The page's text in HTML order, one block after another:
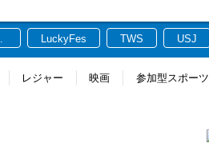
LuckyFes TWS USJ
レジャー 映画 参加型スポーツ